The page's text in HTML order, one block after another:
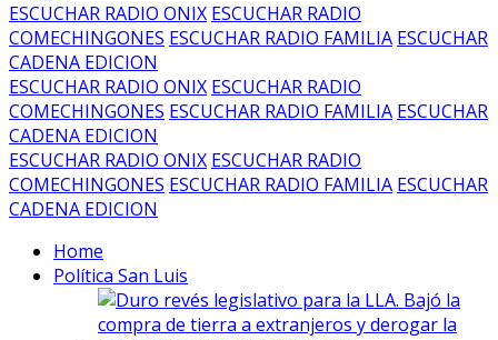
ESCUCHAR RADIO ONIX ESCUCHAR RADIO
COMECHINGONES ESCUCHAR RADIO FAMILIA ESCUCHAR
CADENA EDICION
ESCUCHAR RADIO ONIX ESCUCHAR RADIO
COMECHINGONES ESCUCHAR RADIO FAMILIA ESCUCHAR
CADENA EDICION
ESCUCHAR RADIO ONIX ESCUCHAR RADIO
COMECHINGONES ESCUCHAR RADIO FAMILIA ESCUCHAR
CADENA EDICION
Home
Política San Luis